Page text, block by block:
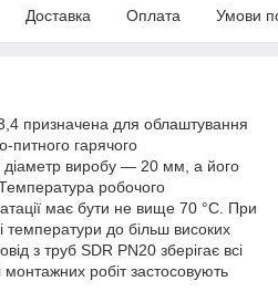
Доставка Оплата Умови
призначена для облаштування
питного гарячого
діаметр виробу — 20 мм, а його
робочого
має бути не вище 70 °C. При
температури до більш високих
з труб SDR PN20 зберігає всі
монтажних робіт застосовують